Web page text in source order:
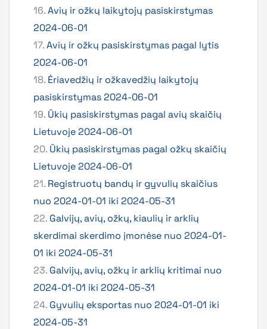
16.Avių ir ožkų laikytojų pasiskirstymas
2024-06-01
17.Avių ir ožkų pasiskirstymas pagal lytis
2024-06-01
18. Ėriavedžių ir ožkavedžių laikytojų
pasiskirstymas 2024-06-01
19. Ūkių pasiskirstymas pagal avių skaičių
Lietuvoje 2024-06-01
20. Ūkių pasiskirstymas pagal ožkų skaičių
Lietuvoje 2024-06-01
21. Registruotų bandų ir gyvulių skaičius
nuo 2024-01-01 iki 2024-05-31
22. Galvijų, avių, ožkų, kiaulių ir arklių
skerdimai skerdimo įmonėse nuo 2024-01-
01 iki 2024-05-31
23. Galvijų, avių, ožkų ir arklių kritimai nuo
2024-01-01 iki 2024-05-31
24. Gyvulių eksportas nuo 2024-01-01 iki
2024-05-31